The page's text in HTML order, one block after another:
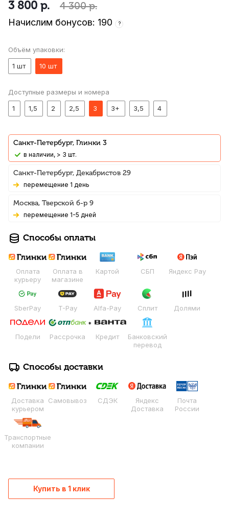
3 800 р. 4 300р.
Начислим бонусов: 190 ?
Объём упаковки:
1 шт
10 шт
Доступные размеры и номера
1
1,5 2 2,5 3 3+ 3,5 4
Санкт-Петербург, Глинки 3
В наличии, > 3 шт.
Санкт-Петербург, Декабристов 29
Перемещение 1 день
Москва, Тверской б-р 9
Перемещение 1-5 дней
Способы оплаты
Оплата
курьеру
Оплата в
магазине
Картой СБП Яндекс Pay
SberPay T-Pay Alfa-Pay Сплит Долями
Подели Рассрочка Кредит
Банковский
перевод
Способы доставки
Доставка
курьером
Самовывоз СДЭК
Яндекс
Доставка
Почта
России
Транспортные
компании
Купить в 1 клик